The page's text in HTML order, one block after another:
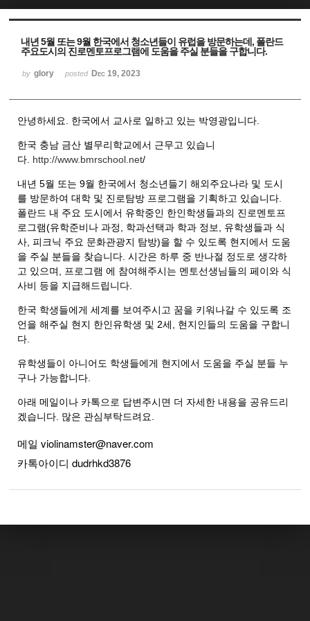
내년 5월 또는 9월 한국에서 청소년들이 유럽을 방문하는데, 폴란드
주요도시의 진로멘토프로그램에 도움을 주실 분들을 구합니다.
by glory posted Dec 19, 2023
안녕하세요. 한국에서 교사로 일하고 있는 박영광입니다.
한국 충남 금산 별무리학교에서 근무고 있습니
다. http://www.bmrschool.net/
내년 5월 또는 9월 한국에서 청소년들기 해외주요나라 및 도시
를 방문하여 대학 및 진로탐방 프로그램을 기획하고 있습니다.
폴란드 내 주요 도시에서 유학중인 한인학생들과의 진로멘토프
로그램(유학준비나 과정, 학과선택과 학과 정보, 유학생들과 식
사, 피크닉 주요 문화관광지 탐방)을 할 수 있도록 현지에서 도움
을 주실 분들을 찾습니다. 시간은 하루 중 반나절 정도로 생각하
고 있으며, 프로그램 에 참여해주시는 멘토선생님들의 페이와 식
사비 등을 지급해드립니다.
한국 학생들에게 세계를 보여주시고 꿈을 키워나갈 수 있도록 조
언을 해주실 현지 한인유학생 및 2세, 현지인들의 도움을 구합니
다.
유학생들이 아니어도 학생들에게 현지에서 도움을 주실 분들 누
구나 가능합니다.
아래 메일이나 카톡으로 답변주시면 더 자세한 내용을 공유드리
겠습니다. 많은 관심부탁드려요.
메일 violinamster@naver.com
카톡아이디dudrhkd3876
Sketchbook5, 스케치북5